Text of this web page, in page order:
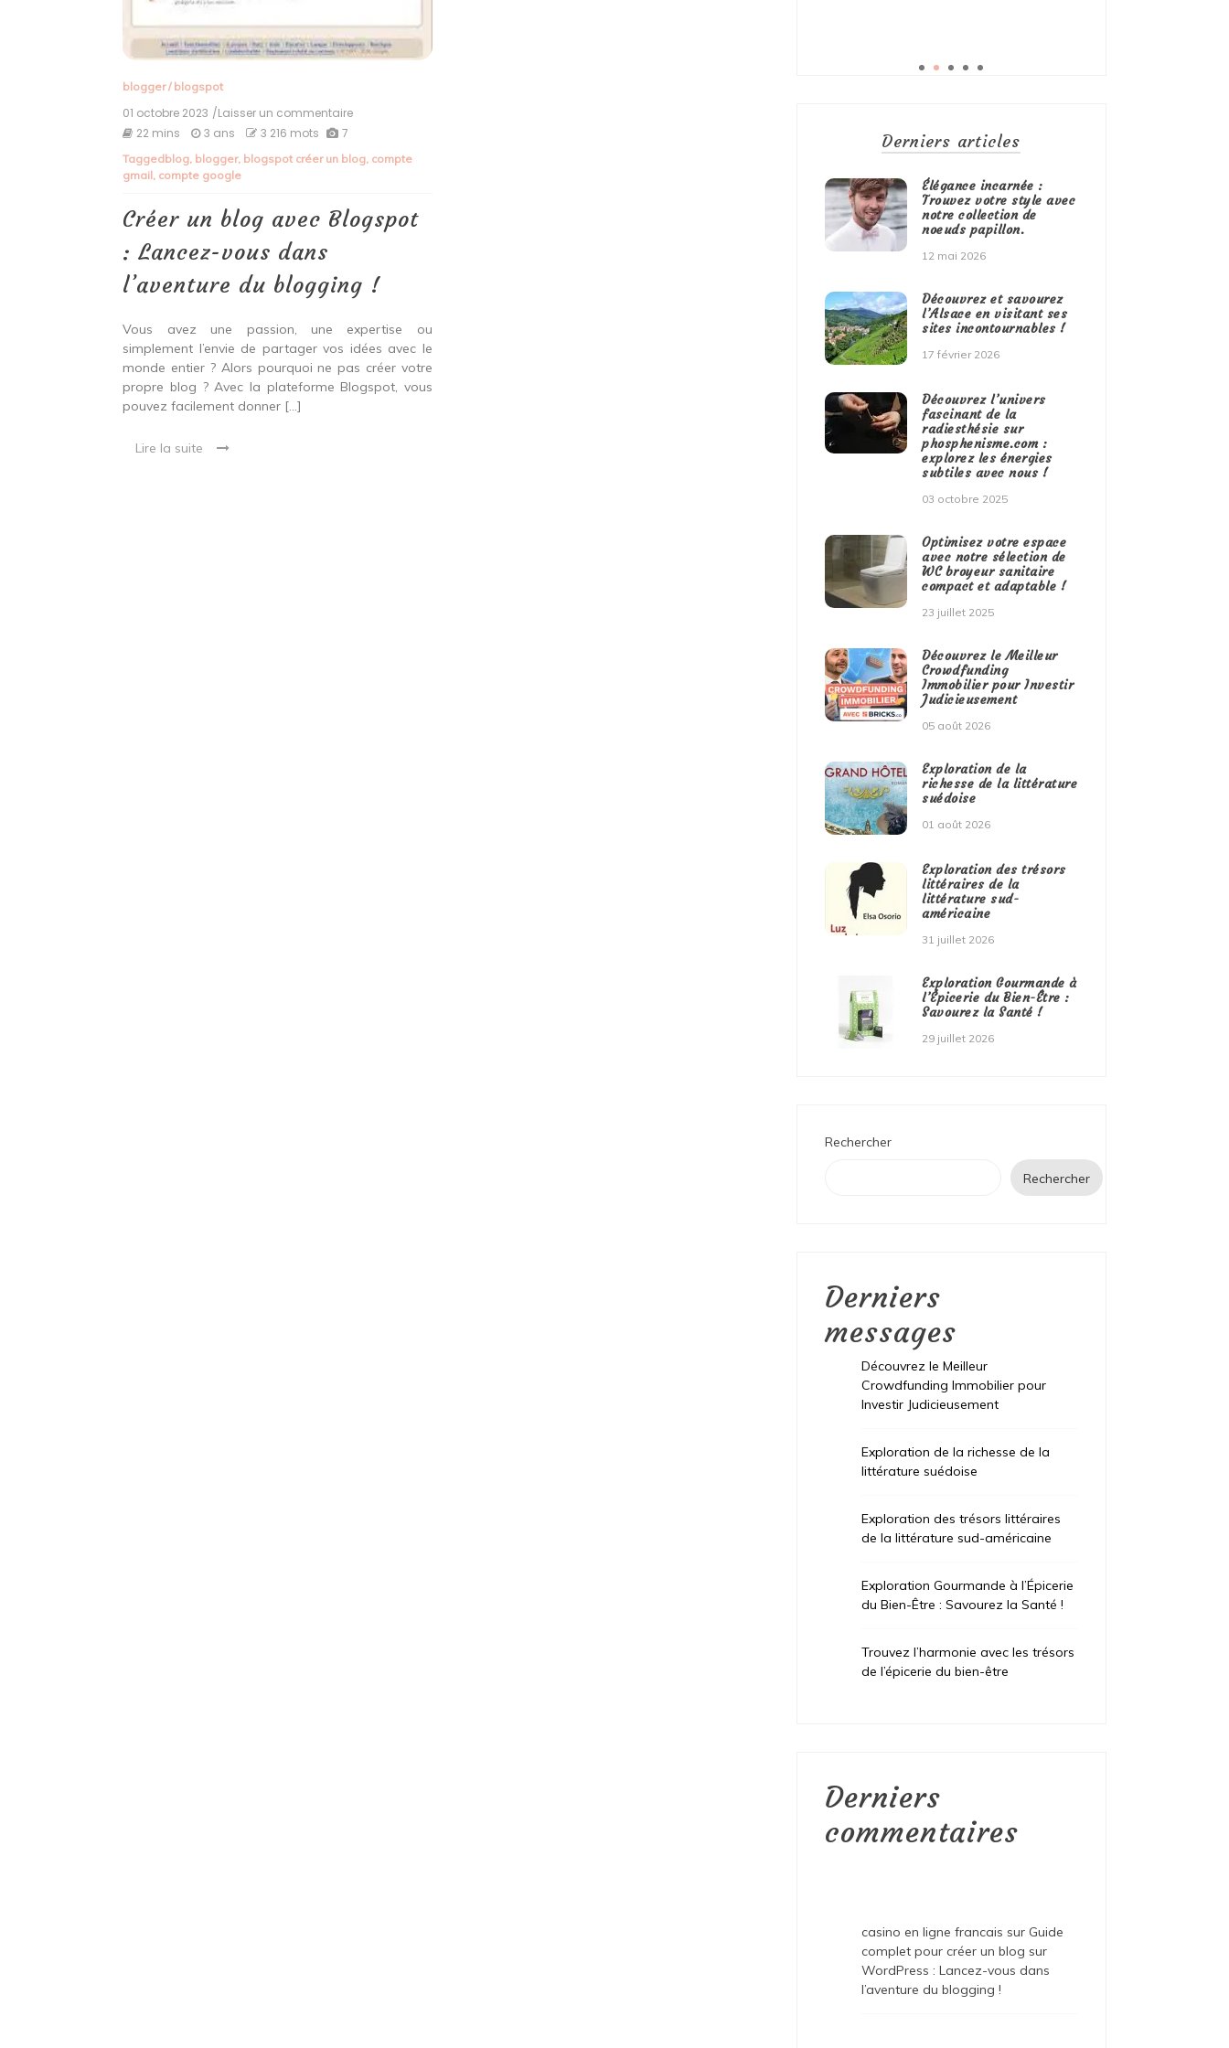
blogger/ blogspot
01 octobre 2023 /Laisser un commentaire
blog
Lancez-
l’aventure
du
!
22 mins 3 ans 3 216 mots 7
Taggedblog, blogger, blogspot créer un blog, compte
gmail, compte google
Créer un blog avec Blogspot
: Lancez-vous dans
l’aventure du blogging !
Vous avez une passion, une expertise ou
simplement l’envie de partager vos idées avec le
monde entier ? Alors pourquoi ne pas créer votre
propre blog ? Avec la plateforme Blogspot, vous
pouvez facilement donner […]
Lire la suite
Derniers articles
Élégance incarnée :
Trouvez votre style avec
notre collection de
noeuds papillon.
12 mai 2026
Découvrez et savourez
l’Alsace en visitant ses
sites incontournables !
17 février 2026
Découvrez l’univers
fascinant de la
radiesthésie sur
phosphenisme.com :
explorez les énergies
subtiles avec nous !
03 octobre 2025
Optimisez votre espace
avec notre sélection de
WC broyeur sanitaire
compact et adaptable !
23 juillet 2025
Découvrez le Meilleur
Crowdfunding
Immobilier pour Investir
Judicieusement
05 août 2026
Exploration de la
richesse de la littérature
suédoise
01 août 2026
Exploration des trésors
littéraires de la
littérature sud-
américaine
31 juillet 2026
Exploration Gourmande à
l’Épicerie du Bien-Être :
Savourez la Santé !
29 juillet 2026
Rechercher
Rechercher
Derniers
messages
Découvrez le Meilleur
Crowdfunding Immobilier pour
Investir Judicieusement
Exploration de la richesse de la
littérature suédoise
Exploration des trésors littéraires
de la littérature sud-américaine
Exploration Gourmande à l’Épicerie
du Bien-Être : Savourez la Santé !
Trouvez l’harmonie avec les trésors
de l’épicerie du bien-être
Derniers
commentaires
casino en ligne francais sur Guide
complet pour créer un blog sur
WordPress : Lancez-vous dans
l’aventure du blogging !